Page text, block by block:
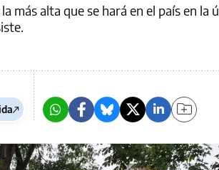
más alta que se hará en el país en la